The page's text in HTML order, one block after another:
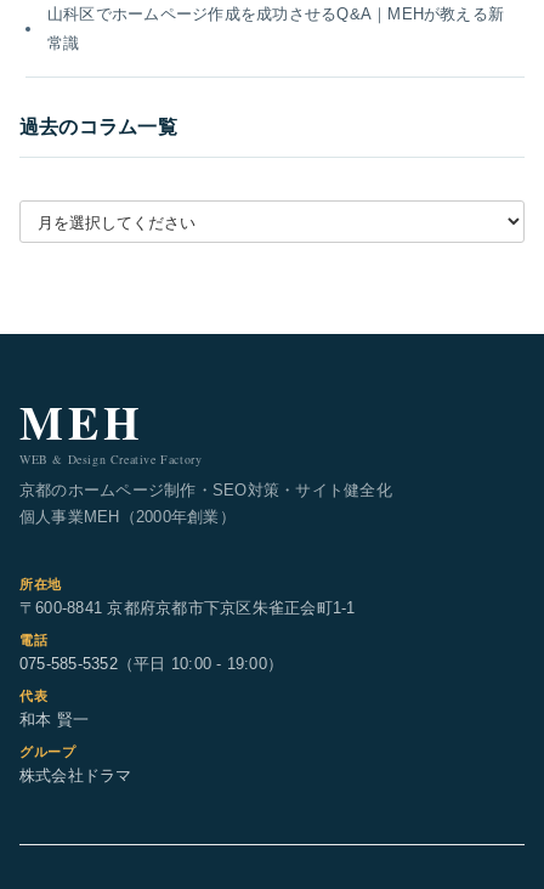
山科区でホームページ作成を成功させるQ&A｜MEHが教える新
常識
過去のコラム一覧
月別アーカイブを選択
MEH
WEB & Design Creative Factory
京都のホームページ制作・SEO対策・サイト健全化
個人事業MEH（2000年創業）
所在地
〒600-8841 京都府京都市下京区朱雀正会町1-1
電話
075-585-5352（平日 10:00 - 19:00）
代表
和本 賢一
グループ
株式会社ドラマ